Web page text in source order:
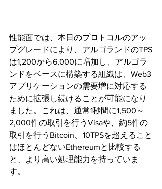
性能面では、本日のプロトコルのアッ
プグレードにより、アルゴランドのTPS
は1,200から6,000に増加し、アルゴラ
ンドをベースに構築する組織は、Web3
アプリケーションの需要増に対応する
ために拡張し続けることが可能になり
ました。これは、通常1秒間に1,500～
2,000件の取引を行うVisaや、約5件の
取引を行うBitcoin、10TPSを超えること
はほとんどないEthereumと比較する
と、より高い処理能力を持っていま
す。